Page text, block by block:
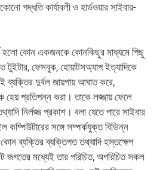
পদ্ধতি কার্যাবলী ও হার্ডওয়ার সাইবার-
হলো কোন একজনকে কোনকিছুর মাধ্যমে পিছু
টুইটার, ফেসবুক, হোয়াটসঅ্যাপ ইত্যাদিকে
দুর্বল জায়গায় আঘাত করে,
হেয় প্রতিপন্ন করা। তাকে লজ্জায় ফেলে
নির্লজ্জ প্রকাশ। বলা যেতে পারে সাইবার
কম্পিউটারের সঙ্গে সম্পর্কযুক্ত বিভিন্ন
কোন ব্যক্তির ব্যক্তিগত তথ্যাদি হস্তক্ষেপ
জগতের মধ্যেই তার পরিচিত, অপরিচিত সকল